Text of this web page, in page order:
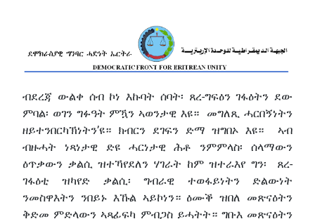
ብደረጃ ውልቀ ሰብ ኮነ እኩባት ሰባት፡ ጸረ-ግፍዕን ገፋዕትን ደው
ምባል፡ ወገን ግፉዓት ምዃን ኣወንታዊ እዩ። መግለጺ ሓርበኝነትን
ዘይተንበርካኽነትን’ዩ። ክብርን ደገፍን ድማ ዝግበኦ እዩ። ኣብ
ብዙሓት ነጻነታዊ ድዩ ሓርነታዊ ሕቶ ንምምላስ፡ ሰላማውን
ዕጥቃውን ቃልሲ ዝተኻየደለን ሃገራት ከም ዝተራእየ ግን፡ ጸረ-
ገፋዕቲ ዝካየድ ቃልሲ፡ ግብራዊ ተወፋይነትን ድልውነት
ንመስዋእትን ንበይኑ እኹል ኣይኮነን። ዕሙቕ ዝበለ መጽናዕትን
ቅድመ ምድላውን ኣጻፊፍካ ምብጋስ ይሓትት። ግቡእ መጽናዕትን